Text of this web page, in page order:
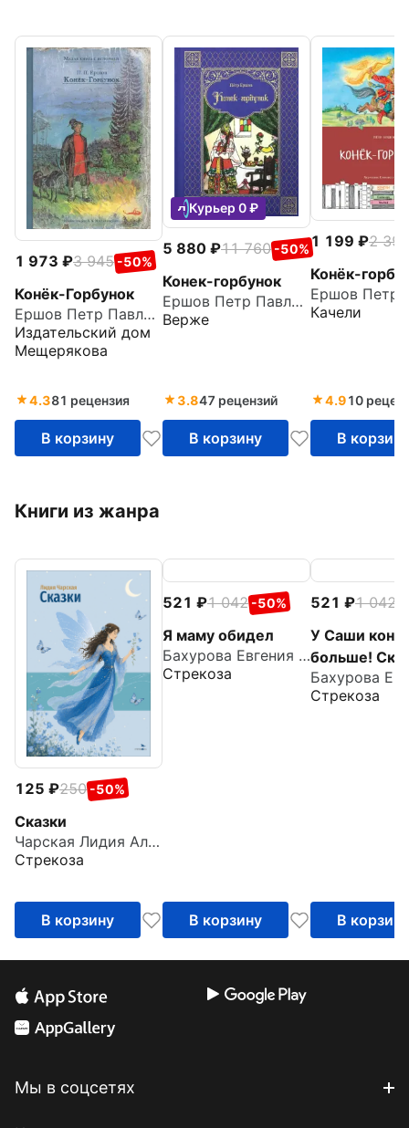
1 973 3 945 -50%
Конёк-Горбунок
Ершов Петр Павлович
Издательский дом
Мещерякова
4.381 рецензия
В корзину
Курьер 0 ₽
5 880 11 760 -50%
Конек-горбунок
Ершов Петр Павлович
Верже
3.847 рецензий
В корзину
1 199
2 397
Конёк-
Качели
4.910
В корзину
Книги из жанра
125 250 -50%
Сказки
Чарская Лидия Алексеевна
Стрекоза
В корзину
521 1 042 -50%
Я маму обидел
Бахурова Евгения Петровна
Стрекоза
В корзину
521 1 042
У Саши
больше!
про
малышей
Стрекоза
В корзину
Мы в соцсетях